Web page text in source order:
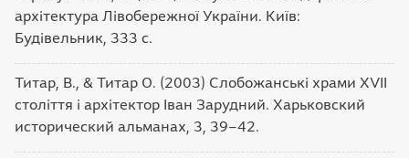
архітектура Лівобережної України. Київ:
Будівельник, 333 с.
Титар, В., & Титар О. (2003) Слобожанські храми XVІІ
століття і архітектор Іван Зарудний. Харьковский
исторический альманах, 3, 39–42.